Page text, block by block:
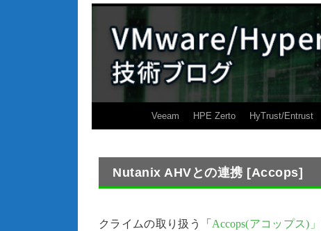
Veeam HPE Zerto HyTrust/Entrust
Nutanix AHVとの連携 [Accops]
クライムの取り扱う「 Accops(アコップス)」